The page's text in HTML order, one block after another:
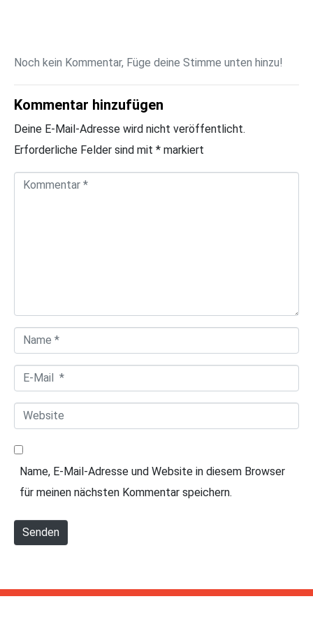
Noch kein Kommentar, Füge deine Stimme unten hinzu!
Kommentar hinzufügen
Deine E-Mail-Adresse wird nicht veröffentlicht.
Erforderliche Felder sind mit * markiert
a
r
*
a
e
-
i
e
b
t
Name, E-Mail-Adresse und Website in diesem Browser
für meinen nächsten Kommentar speichern.
Senden